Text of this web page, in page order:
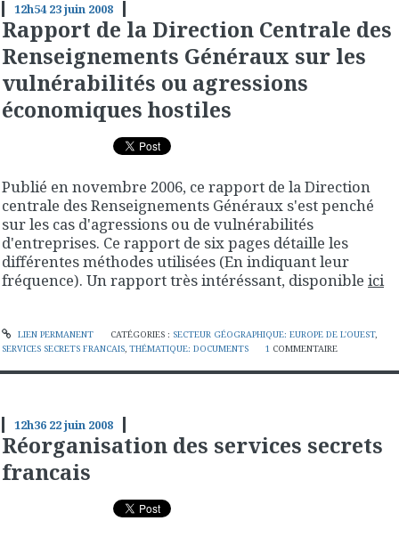
12h54 23juin 2008
Rapport de la Direction Centrale des
Renseignements Généraux sur les
vulnérabilités ou agressions
économiques hostiles
Publié en novembre 2006, ce rapport de la Direction
centrale des Renseignements Généraux s'est penché
sur les cas d'agressions ou de vulnérabilités
d'entreprises. Ce rapport de six pages détaille les
différentes méthodes utilisées (En indiquant leur
fréquence). Un rapport très intéréssant, disponible ici
LIEN PERMANENT CATÉGORIES : SECTEUR GÉOGRAPHIQUE: EUROPE DE L'OUEST,
SERVICES SECRETS FRANCAIS, THÉMATIQUE: DOCUMENTS 1 COMMENTAIRE
12h36 22juin 2008
Réorganisation des services secrets
francais